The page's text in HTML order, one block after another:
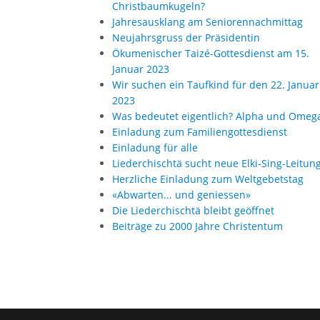
Christbaumkugeln?
Jahresausklang am Seniorennachmittag
Neujahrsgruss der Präsidentin
Ökumenischer Taizé-Gottesdienst am 15.
Januar 2023
Wir suchen ein Taufkind für den 22. Januar
2023
Was bedeutet eigentlich? Alpha und
Einladung zum Familiengottesdienst
Einladung für alle
Liederchischtä sucht neue Elki-Sing-
Herzliche Einladung zum Weltgebetstag
«Abwarten... und geniessen»
Die Liederchischtä bleibt geöffnet
Beiträge zu 2000 Jahre Christentum